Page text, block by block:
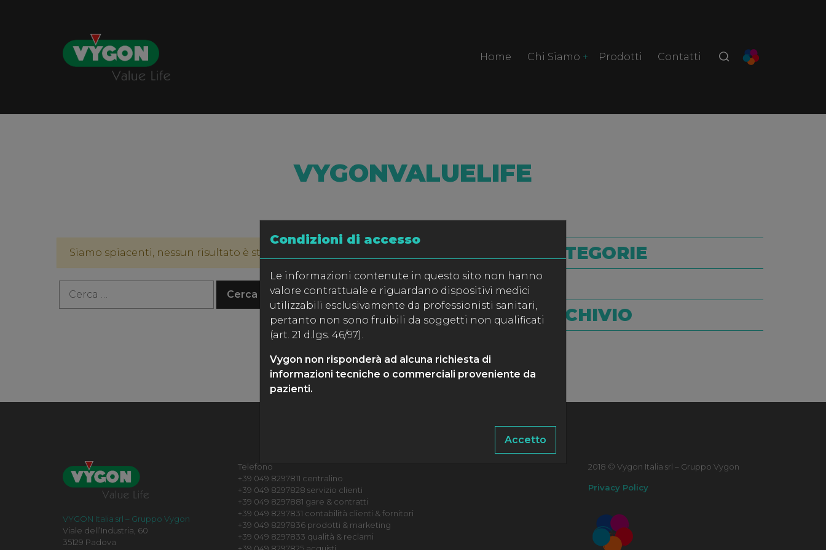
Condizioni di accesso
Le informazioni contenute in questo sito non hanno
valore contrattuale e riguardano dispositivi medici
utilizzabili esclusivamente da professionisti sanitari,
pertanto non sono fruibili da soggetti non qualificati
(art. 21 d.lgs. 46/97).
Vygon non risponderà ad alcuna richiesta di
informazioni tecniche o commerciali proveniente da
pazienti.
Accetto
Home Chi Siamo Prodotti Contatti
VYGONVALUELIFE
Siamo spiacenti, nessun risultato è stato trovato. CATEGORIE
ARCHIVIO
VYGON Italia srl – Gruppo Vygon
Viale dell’Industria, 60
35129 Padova
Telefono
+39 049 8297811 centralino
+39 049 8297828 servizio clienti
+39 049 8297881 gare & contratti
+39 049 8297831 contabilità clienti & fornitori
+39 049 8297836 prodotti & marketing
+39 049 8297833 qualità & reclami
2018 © Vygon Italia srl – Gruppo Vygon
Privacy Policy